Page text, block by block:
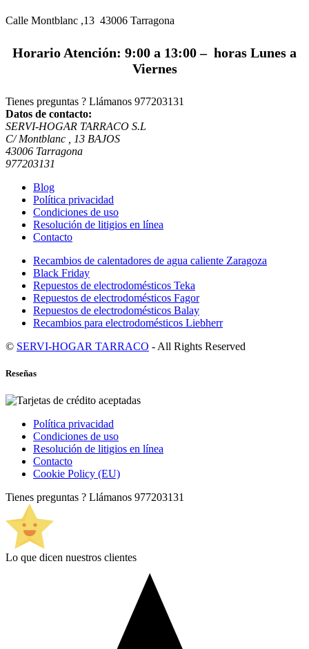
Calle Montblanc ,13 43006 Tarragona
Horario Atención: 9:00 a 13:00 – horas Lunes a
Viernes
Tienes preguntas ? Llámanos 977203131
Datos de contacto:
SERVI-HOGAR TARRACO S.L
C/ Montblanc , 13 BAJOS
43006 Tarragona
977203131
Blog
Política privacidad
Condiciones de uso
Resolución de litigios en línea
Contacto
Recambios de calentadores de agua caliente Zaragoza
Black Friday
Repuestos de electrodomésticos Teka
Repuestos de electrodomésticos Fagor
Repuestos de electrodomésticos Balay
Recambios para electrodomésticos Liebherr
© SERVI-HOGAR TARRACO - All Rights Reserved
Reseñas
Política privacidad
Condiciones de uso
Resolución de litigios en línea
Contacto
Cookie Policy (EU)
Tienes preguntas ? Llámanos 977203131
Lo que dicen nuestros clientes